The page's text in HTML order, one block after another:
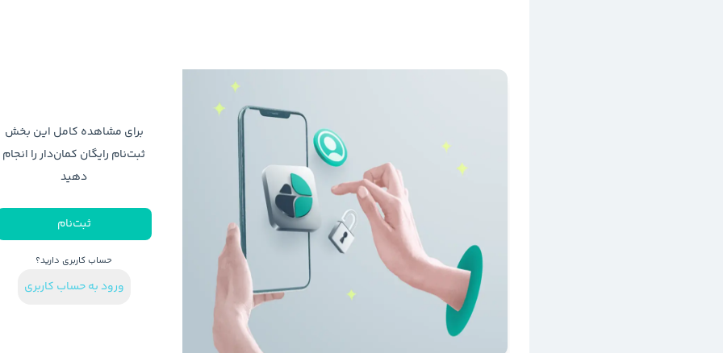
برای مشاهده کامل این بخش
ثبت‌نام رایگان کمان‌دار را انجام
دهید
ثبت‌نام
حساب کاربری دارید؟
ورود به حساب کاربری